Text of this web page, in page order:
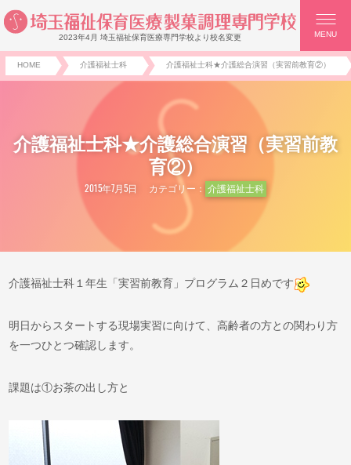
2023年4月 埼玉福祉保育医療専門学校より校名変更 MENU
HOME 介護福祉士科 介護福祉士科★介護総合演習（実習前教育②）
介護福祉士科★介護総合演習（実習前教
育②）
2015年7月5日 カテゴリー： 介護福祉士科
介護福祉士科１年生「実習前教育」プログラム２日めです
明日からスタートする現場実習に向けて、高齢者の方との関わり方
を一つひとつ確認します。
課題は①お茶の出し方と